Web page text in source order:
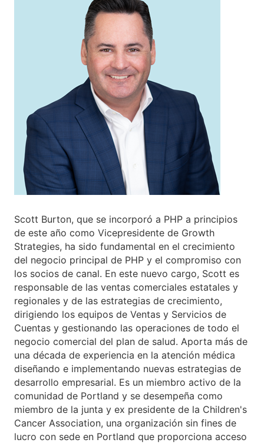
Scott Burton, que se incorporó a PHP a principios
de este año como Vicepresidente de Growth
Strategies, ha sido fundamental en el crecimiento
del negocio principal de PHP y el compromiso con
los socios de canal. En este nuevo cargo, Scott es
responsable de las ventas comerciales estatales y
regionales y de las estrategias de crecimiento,
dirigiendo los equipos de Ventas y Servicios de
Cuentas y gestionando las operaciones de todo el
negocio comercial del plan de salud. Aporta más de
una década de experiencia en la atención médica
diseñando e implementando nuevas estrategias de
desarrollo empresarial. Es un miembro activo de la
comunidad de Portland y se desempeña como
miembro de la junta y ex presidente de la Children's
Cancer Association, una organización sin fines de
lucro con sede en Portland que proporciona acceso